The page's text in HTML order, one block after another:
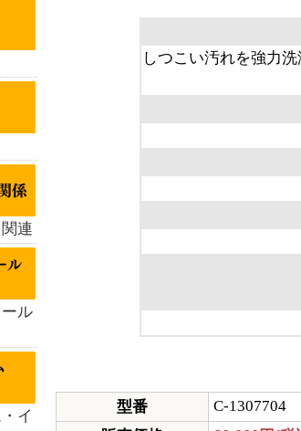
連
ル
イ
しつこい汚れを強力
型番
C-1307704